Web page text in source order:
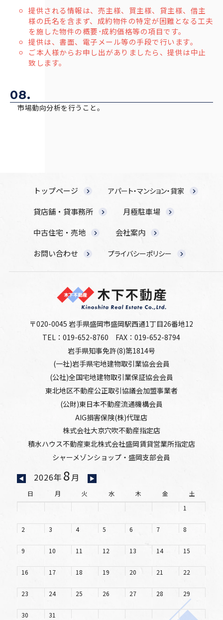
提供される情報は、売主様、買主様、貸主様、借主
様の氏名を含まず、成約物件の特定が困難となる工夫
を施した物件の概要･成約価格等の項目です。
提供は、書面、電子メール等の手段で行います。
ご本人様からお申し出がありましたら、提供は中止
致します。
08.
市場動向分析を行うこと。
トップページ アパート・マンション・貸家
貸店舗・貸事務所
月極駐車場
中古住宅・売地
会社案内
お問い合わせ
プライバシーポリシー
〒020-0045 岩手県盛岡市盛岡駅西通1丁目26番地12
TEL：019-652-8760 FAX：019-652-8794
岩手県知事免許(8)第1814号
(一社)岩手県宅地建物取引業協会会員
(公社)全国宅地建物取引業保証協会会員
東北地区不動産公正取引協議会加盟事業者
(公財)東日本不動産流通機構会員
AIG損害保険(株)代理店
株式会社大京穴吹不動産指定店
積水ハウス不動産東北株式会社盛岡賃貸営業所指定店
シャーメゾンショップ・盛岡支部会員
◀ 2026年 8 月 ▶
日 月 火 水 木 金
土
1
2 3 4 5 6 7 8
9 10 11 12 13 14 15
16 17 18 19 20 21 22
23 24 25 26 27 28 29
30 31